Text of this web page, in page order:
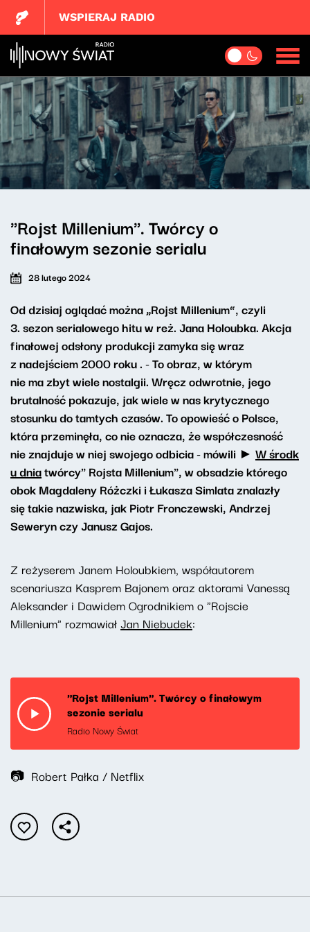
WSPIERAJ RADIO
"Rojst Millenium". Twórcy o
finałowym sezonie serialu
28 lutego 2024
Od dzisiaj oglądać można „Rojst Millenium”, czyli
3. sezon serialowego hitu w reż. Jana Holoubka. Akcja
finałowej odsłony produkcji zamyka się wraz
z nadejściem 2000 roku . - To obraz, w którym
nie ma zbyt wiele nostalgii. Wręcz odwrotnie, jego
brutalność pokazuje, jak wiele w nas krytycznego
stosunku do tamtych czasów. To opowieść o Polsce,
która przeminęła, co nie oznacza, że współczesność
nie znajduje w niej swojego odbicia - mówili ► W środk
u dniatwórcy" Rojsta Millenium", w obsadzie którego
obok Magdaleny Różczki i Łukasza Simlata znalazły
się takie nazwiska, jak Piotr Fronczewski, Andrzej
Seweryn czy Janusz Gajos.
Z reżyserem Janem Holoubkiem, współautorem
scenariusza Kasprem Bajonem oraz aktorami Vanessą
Aleksander i Dawidem Ogrodnikiem o "Rojscie
Millenium" rozmawiał Jan Niebudek:
"Rojst Millenium". Twórcy o finałowym
sezonie serialu
Radio Nowy Świat
📷 Robert Pałka / Netflix